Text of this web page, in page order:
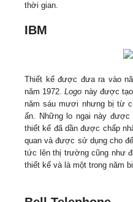
thời gian.
IBM
Thiết kế được đưa ra vào
năm 1972.Logo này được
năm sáu mươi nhưng bị từ
ấn. Những lo ngại này
thiết kế đã dần được chấp
quan và được sử dụng cho
tức lên thị trường cũng như
thiết kế và là một trong năm